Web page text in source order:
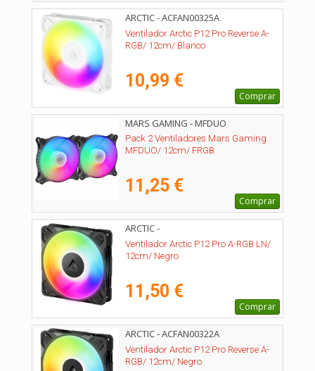
ARCTIC - ACFAN00325A
Ventilador Arctic P12 Pro Reverse A-
RGB/ 12cm/ Blanco
10,99 €
Comprar
MARS GAMING - MFDUO
Pack 2 Ventiladores Mars Gaming
MFDUO/ 12cm/ FRGB
11,25 €
Comprar
ARCTIC -
Ventilador Arctic P12 Pro A-RGB LN/
12cm/ Negro
11,50 €
Comprar
ARCTIC - ACFAN00322A
Ventilador Arctic P12 Pro Reverse A-
RGB/ 12cm/ Negro